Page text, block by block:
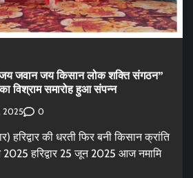
जवान जय किसान लोक शक्ति संगठन”
विश्राम समारोह हुआ संपन्न
2025 0
हरिद्वार की धरती फिर बनी किसान क्रांति
हरिद्वार 25 जून 2025 आज नमामि